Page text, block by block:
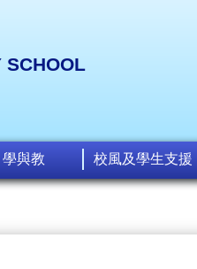
SCHOOL
學與教 校風及學生支援